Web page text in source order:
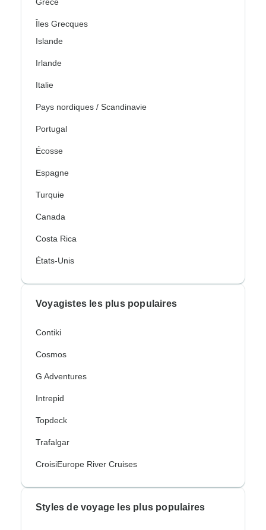
Îles Grecques
Islande
Irlande
Italie
Pays nordiques / Scandinavie
Portugal
Écosse
Espagne
Turquie
Canada
Costa Rica
États-Unis
Voyagistes les plus populaires
Contiki
Cosmos
G Adventures
Intrepid
Topdeck
Trafalgar
CroisiEurope River Cruises
Styles de voyage les plus populaires